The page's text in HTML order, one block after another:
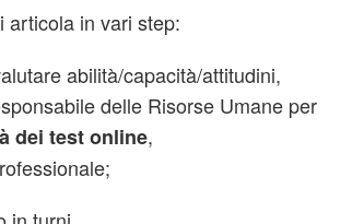
articola in vari step:
abilità/capacità/attitudini,
delle Risorse Umane per
dei test online,